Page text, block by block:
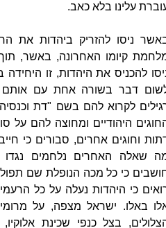
עלינו בלא כאב.
ניסו להזריק ביהדות את
קיומו האחרונה, באשר,
להכניס את היהדות, זו
דבר בשורה אחת עם אותם
לקרוא להם בשם "דת
היהודיים ומחוצה להם על
וחוגים אחרים, סבורים כי
שאלה האחרים נלחמים נגדו
כי כל מכה הנופלת שם
כי היהדות נעלה על כל
באלו. ישראל מצפה, על
בצל כנפי שכינת